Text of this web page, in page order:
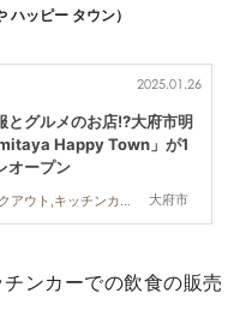
ハッピー タウン）
大府市
2025.01.26
とグルメのお店!?大府市明
Happy Town」が1
オープン
スイーツ,テイクアウト,キッチンカー,開店,専門店,雑貨
ンカーでの飲食の販売